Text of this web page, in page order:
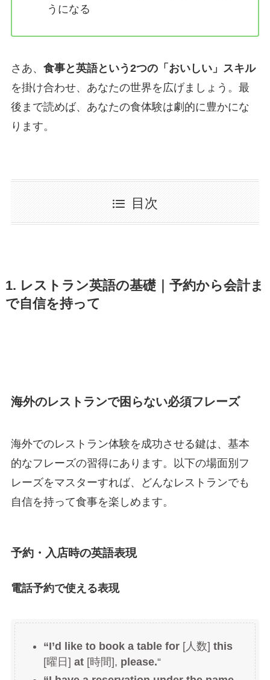
うになる
さあ、 食事と英語という2つの「おいしい」スキル
を掛け合わせ、あなたの世界を広げましょう。最
後まで読めば、あなたの食体験は劇的に豊かにな
ります。
目次
1. レストラン英語の基礎｜予約から会計ま
で自信を持って
海外のレストランで困らない必須フレーズ
海外でのレストラン体験を成功させる鍵は、基本
的なフレーズの習得にあります。以下の場面別フ
レーズをマスターすれば、どんなレストランでも
自信を持って食事を楽しめます。
予約・入店時の英語表現
電話予約で使える表現
“I’d like to book a table for[人数] this
[曜日] at[時間], please.“